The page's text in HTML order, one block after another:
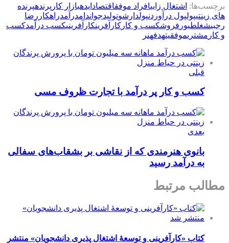
برچسب‌ها: اشتغال زاییافراد موفقاقتصاد ایدهبازار کار پرندهپرنده
های زینتیپولپول درآوردنپولدارشوتولیدجواندامدرآمدراهکار رضا
رجبیشغلطیور فروشكسب و كار کارآفرینکارآفرینیکسب درآمدکسب
و کار مشتریموفقیتهدفهنر
قبلی
کسب و کار پر درآمد با تجارت ظروف مسی
بعدی
بانوی هنرمندی که از نقاشی بر بشقاب‌های سفالی
به درآمد رسید
مطالب مرتبط
کتاب «کارآفرینی و توسعۀ اشتغال پذیری دانشجویان» منتشر